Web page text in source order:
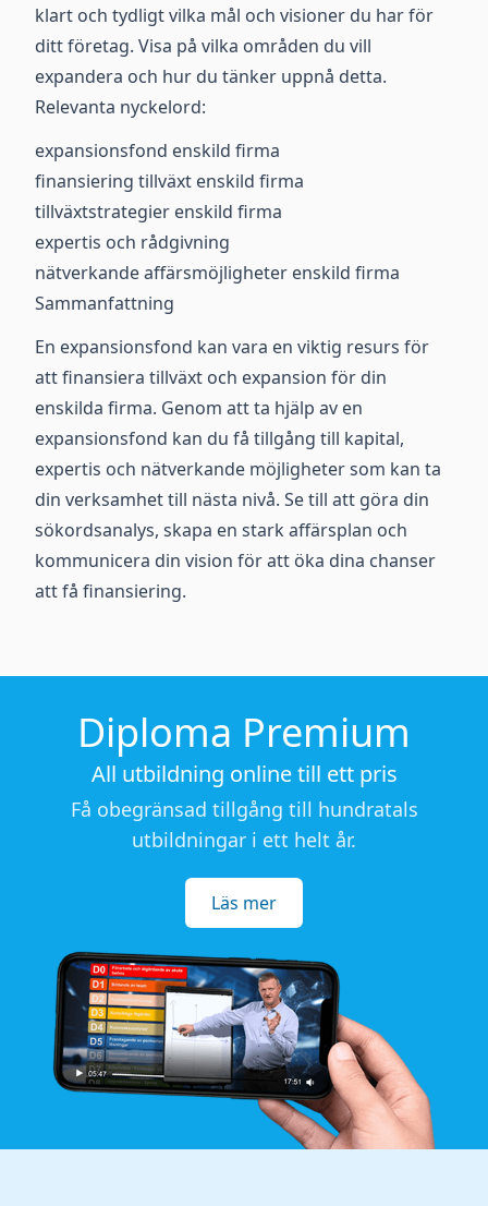
klart och tydligt vilka mål och visioner du har för
ditt företag. Visa på vilka områden du vill
expandera och hur du tänker uppnå detta.
Relevanta nyckelord:
expansionsfond enskild firma
finansiering tillväxt enskild firma
tillväxtstrategier enskild firma
expertis och rådgivning
nätverkande affärsmöjligheter enskild firma
Sammanfattning
En expansionsfond kan vara en viktig resurs för
att finansiera tillväxt och expansion för din
enskilda firma. Genom att ta hjälp av en
expansionsfond kan du få tillgång till kapital,
expertis och nätverkande möjligheter som kan ta
din verksamhet till nästa nivå. Se till att göra din
sökordsanalys, skapa en stark affärsplan och
kommunicera din vision för att öka dina chanser
att få finansiering.
Diploma Premium
All utbildning online till ett pris
Få obegränsad tillgång till hundratals
utbildningar i ett helt år.
Läs mer